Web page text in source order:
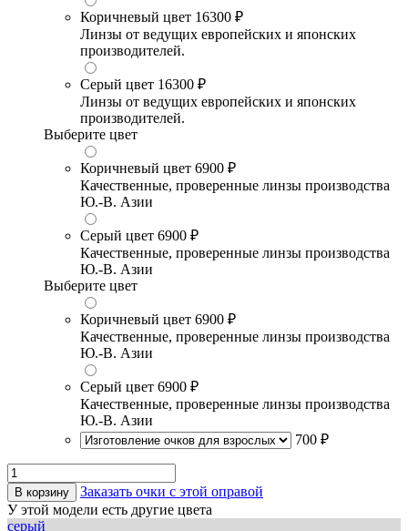
Коричневый цвет 16300 ₽
Линзы от ведущих европейских и японских
производителей.
Серый цвет 16300 ₽
Линзы от ведущих европейских и японских
производителей.
Выберите цвет
Коричневый цвет 6900 ₽
Качественные, проверенные линзы производства
Ю.-В. Азии
Серый цвет 6900 ₽
Качественные, проверенные линзы производства
Ю.-В. Азии
Выберите цвет
Коричневый цвет 6900 ₽
Качественные, проверенные линзы производства
Ю.-В. Азии
Серый цвет 6900 ₽
Качественные, проверенные линзы производства
Ю.-В. Азии
700 ₽
В корзину
Заказать очки с этой оправой
У этой модели есть другие цвета
серый